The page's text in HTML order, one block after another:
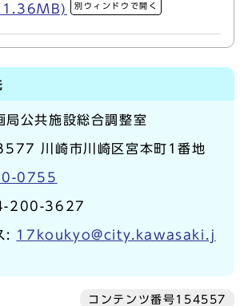
1.36MB)
別ウィンドウで開く
局公共施設総合調整室
川崎市川崎区宮本町1番地
0755
200-3627
: 17koukyo@city.kawasaki.j
コンテンツ番号154557